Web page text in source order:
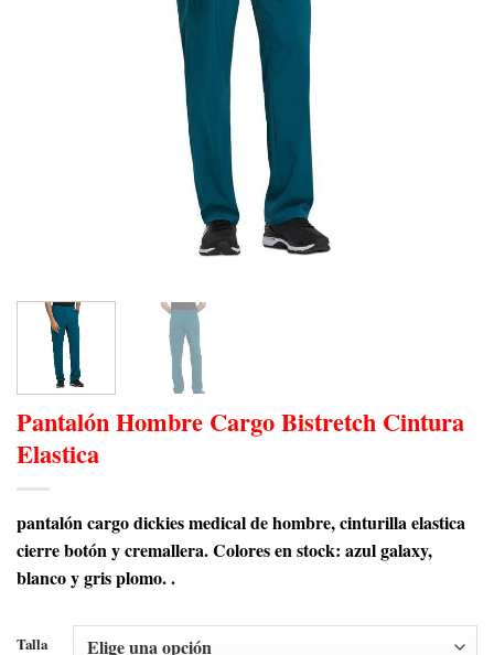
Pantalón Hombre Cargo Bistretch Cintura
Elastica
pantalón cargo dickies medical de hombre, cinturilla elastica
cierre botón y cremallera. Colores en stock: azul galaxy,
blanco y gris plomo. .
Talla